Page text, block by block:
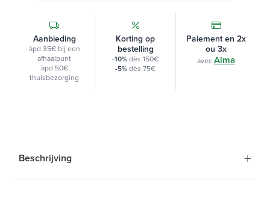
Aanbieding
àpd 35€ bij een
afhaalpunt
àpd 50€
thuisbezorging
Korting op
bestelling
-10%dès 150€
-5%dès 75€
Paiement en 2x
ou 3x
avec Alma
Beschrijving +